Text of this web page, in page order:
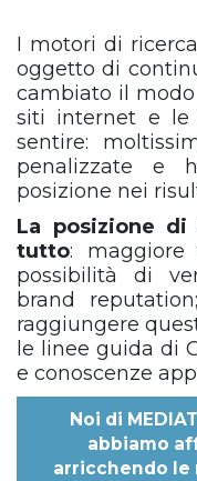
I motori di
oggetto di
cambiato il
siti internet e le
sentire:
penalizzate e
posizione nei
La posizione
tutto: maggiore
possibilità di
brand
raggiungere
le linee guida di
e conoscenze
Noi di
abbiamo
arricchendo le